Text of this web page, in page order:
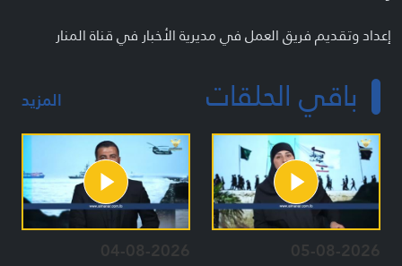
إعداد وتقديم فريق العمل في مديرية الأخبار في قناة المنار
باقي الحلقات المزيد
05-08-2026
04-08-2026